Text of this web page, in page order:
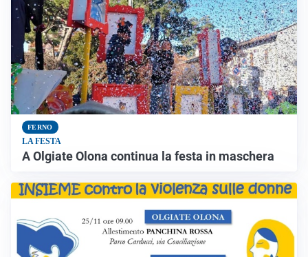
FERNO
LA FESTA
A Olgiate Olona continua la festa in maschera